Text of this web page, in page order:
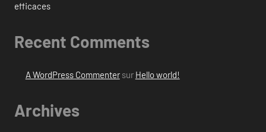
efficaces
Recent Comments
A WordPress Commentersur Hello world!
Archives